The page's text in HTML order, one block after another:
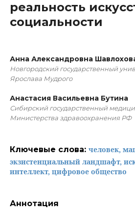
реальность
социальности
Анна Александровна
Новгородский государственный
Ярослава Мудрого
Анастасия Васильевна Бутина
Сибирский государственный
Министерства здравоохранения РФ
Ключевые слова: человек,
экзистенциальный ландшафт,
интеллект, цифровое общество
Аннотация